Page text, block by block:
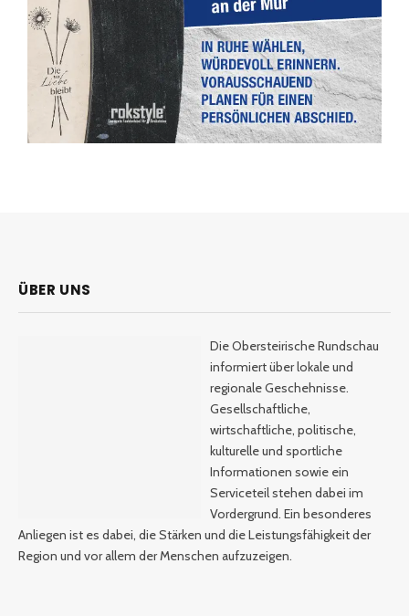
ÜBER UNS
Die Obersteirische Rundschau
informiert über lokale und
regionale Geschehnisse.
Gesellschaftliche,
wirtschaftliche, politische,
kulturelle und sportliche
Informationen sowie ein
Serviceteil stehen dabei im
Vordergrund. Ein besonderes
Anliegen ist es dabei, die Stärken und die Leistungsfähigkeit der
Region und vor allem der Menschen aufzuzeigen.